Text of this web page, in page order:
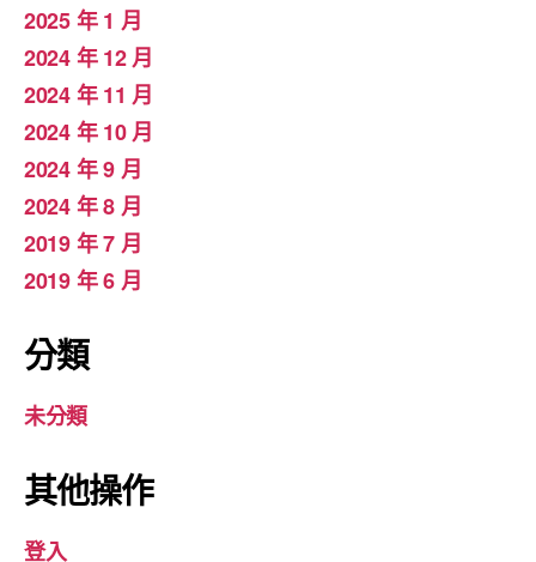
2025 年 1 月
2024 年 12 月
2024 年 11 月
2024 年 10 月
2024 年 9 月
2024 年 8 月
2019 年 7 月
2019 年 6 月
分類
未分類
其他操作
登入